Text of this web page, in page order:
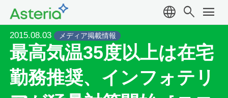
language search menu
2015.08.03 メディア掲載情報
最高気温35度以上は在宅
勤務推奨、インフォテリ